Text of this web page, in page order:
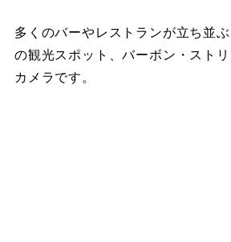
多くのバーやレストランが立ち並
の観光スポット、バーボン・スト
カメラです。